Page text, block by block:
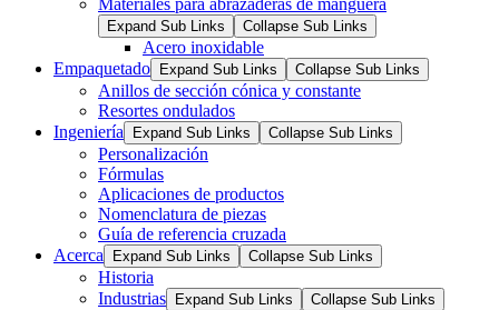
Materiales para abrazaderas de manguera
Expand Sub Links Collapse Sub Links
Acero inoxidable
Empaquetado
Expand Sub Links Collapse Sub Links
Anillos de sección cónica y constante
Resortes ondulados
Ingeniería
Expand Sub Links Collapse Sub Links
Personalización
Fórmulas
Aplicaciones de productos
Nomenclatura de piezas
Guía de referencia cruzada
Acerca
Expand Sub Links Collapse Sub Links
Historia
Industrias
Expand Sub Links Collapse Sub Links